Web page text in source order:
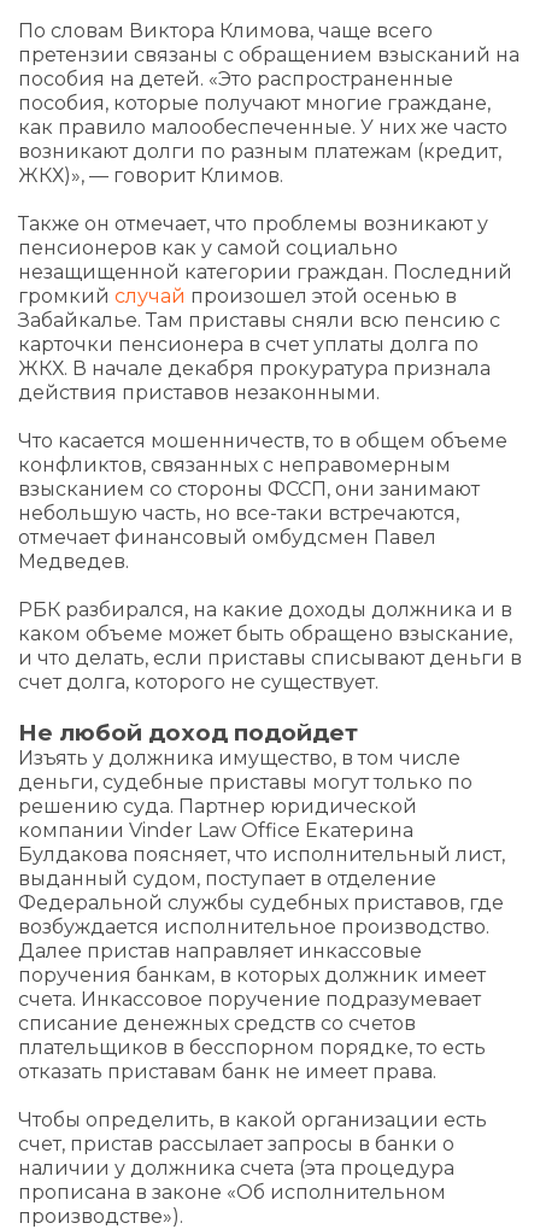
По словам Виктора Климова, чаще всего
претензии связаны с обращением взысканий на
пособия на детей. «Это распространенные
пособия, которые получают многие граждане,
как правило малообеспеченные. У них же часто
возникают долги по разным платежам (кредит,
ЖКХ)», — говорит Климов.
Также он отмечает, что проблемы возникают у
пенсионеров как у самой социально
незащищенной категории граждан. Последний
громкий случай произошел этой осенью в
Забайкалье. Там приставы сняли всю пенсию с
карточки пенсионера в счет уплаты долга по
ЖКХ. В начале декабря прокуратура признала
действия приставов незаконными.
Что касается мошенничеств, то в общем объеме
конфликтов, связанных с неправомерным
взысканием со стороны ФССП, они занимают
небольшую часть, но все-таки встречаются,
отмечает финансовый омбудсмен Павел
Медведев.
РБК разбирался, на какие доходы должника и в
каком объеме может быть обращено взыскание,
и что делать, если приставы списывают деньги в
счет долга, которого не существует.
Не любой доход подойдет
Изъять у должника имущество, в том числе
деньги, судебные приставы могут только по
решению суда. Партнер юридической
компании Vinder Law Office Екатерина
Булдакова поясняет, что исполнительный лист,
выданный судом, поступает в отделение
Федеральной службы судебных приставов, где
возбуждается исполнительное производство.
Далее пристав направляет инкассовые
поручения банкам, в которых должник имеет
счета. Инкассовое поручение подразумевает
списание денежных средств со счетов
плательщиков в бесспорном порядке, то есть
отказать приставам банк не имеет права.
Чтобы определить, в какой организации есть
счет, пристав рассылает запросы в банки о
наличии у должника счета (эта процедура
прописана в законе «Об исполнительном
производстве»).